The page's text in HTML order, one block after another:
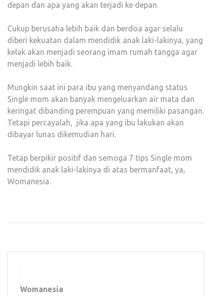
depan dan apa yang akan terjadi ke depan.
Cukup berusaha lebih baik dan berdoa agar selalu
diberi kekuatan dalam mendidik anak laki-lakinya, yang
kelak akan menjadi seorang imam rumah tangga agar
menjadi lebih baik.
Mungkin saat ini para ibu yang menyandang status
Single mom akan banyak mengeluarkan air mata dan
keringat dibanding perempuan yang memiliki pasangan.
Tetapi percayalah, jika apa yang ibu lakukan akan
dibayar lunas dikemudian hari.
Tetap berpikir positif dan semoga 7 tips Single mom
mendidik anak laki-lakinya di atas bermanfaat, ya,
Womanesia.
Womanesia